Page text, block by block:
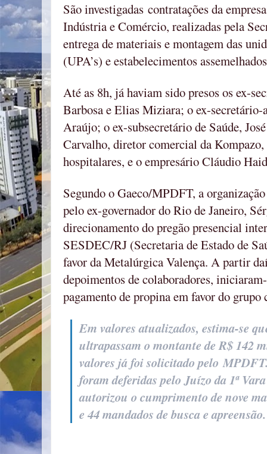
São investigadas contratações da
Indústria e Comércio, realizadas pela
entrega de materiais e montagem das
(UPA’s) e estabelecimentos
Até as 8h, já haviam sido presos os ex-
Barbosa e Elias Miziara; o ex-secretário-
Araújo; o ex-subsecretário de Saúde,
Carvalho, diretor comercial da Kompazo,
hospitalares, e o empresário Cláudio
Segundo o Gaeco/MPDFT, a
pelo ex-governador do Rio de Janeiro,
direcionamento do pregão presencial
SESDEC/RJ (Secretaria de Estado de
favor da Metalúrgica Valença. A partir
depoimentos de colaboradores,
pagamento de propina em favor do
Em valores atualizados, estima-se
ultrapassam o montante de R$ 142
valores já foi solicitado pelo
foram deferidas pelo Juízo da 1ª
autorizou o cumprimento de nove
e 44 mandados de busca e apreensão.